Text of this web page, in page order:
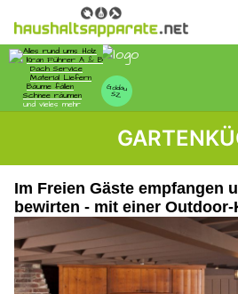
Im Freien Gäste empfangen
bewirten - mit einer Outdoor-